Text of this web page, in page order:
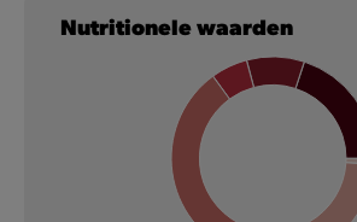
Nutritionele waarden